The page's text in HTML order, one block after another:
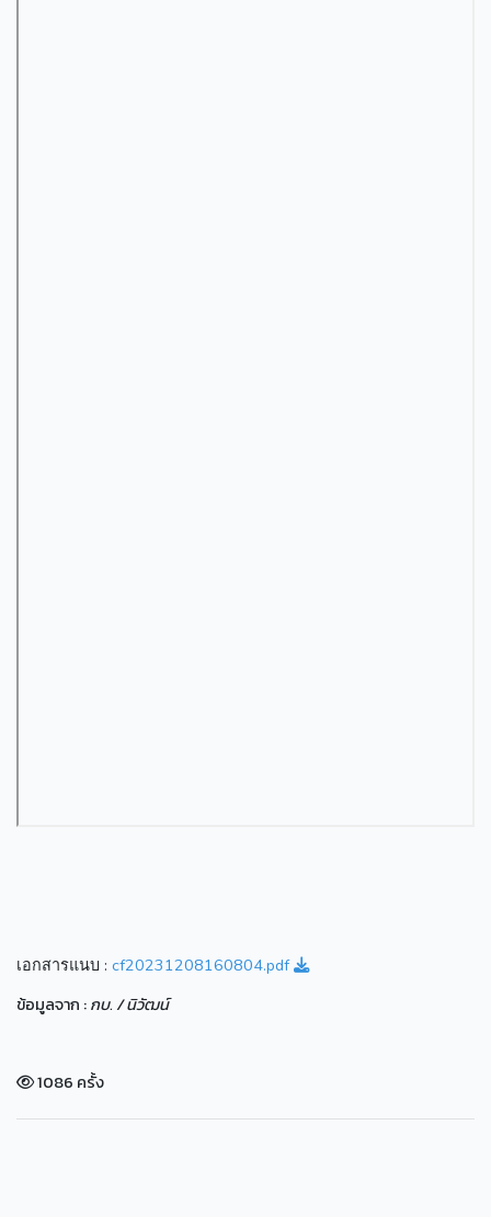
เอกสารแนบ : cf20231208160804.pdf
ข้อมูลจาก :กบ. / นิวัฒน์
1086 ครั้ง